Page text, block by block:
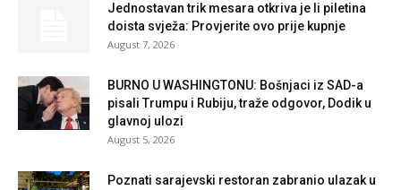
Jednostavan trik mesara otkriva je li piletina
doista svježa: Provjerite ovo prije kupnje
August 7, 2026
BURNO U WASHINGTONU: Bošnjaci iz SAD-a
pisali Trumpu i Rubiju, traže odgovor, Dodik u
glavnoj ulozi
August 5, 2026
Poznati sarajevski restoran zabranio ulazak u